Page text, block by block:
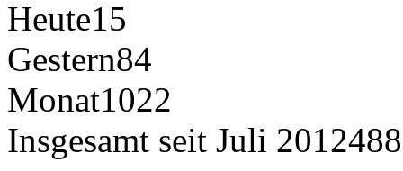
Heute15
Gestern84
Monat1022
Insgesamt seit Juli 2012